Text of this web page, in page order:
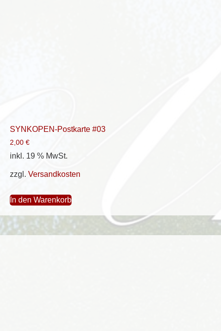
SYNKOPEN-Postkarte #03
2,00 €
inkl. 19 % MwSt.
zzgl. Versandkosten
In den Warenkorb